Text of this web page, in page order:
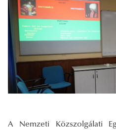
A Nemzeti Közszolgálati